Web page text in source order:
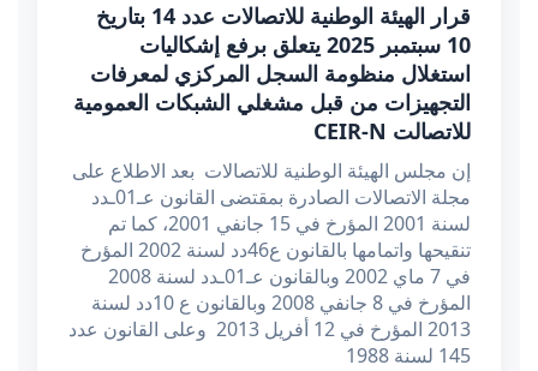
قرار الهيئة الوطنية للاتصالات عدد 14 بتاريخ
10 سبتمبر 2025 يتعلق برفع إشكاليات
استغلال منظومة السجل المركزي لمعرفات
التجهيزات من قبل مشغلي الشبكات العمومية
للاتصالت CEIR-N
إن مجلس الهيئة الوطنية للاتصالات بعد الاطلاع على
مجلة الاتصالات الصادرة بمقتضى القانون عـ01ـدد
لسنة 2001 المؤرخ في 15 جانفي 2001، كما تم
تنقيحها واتمامها بالقانون ع46دد لسنة 2002 المؤرخ
في 7 ماي 2002 وبالقانون عـ01ـدد لسنة 2008
المؤرخ في 8 جانفي 2008 وبالقانون ع 10دد لسنة
2013 المؤرخ في 12 أفريل 2013 وعلى القانون عدد
145 لسنة 1988